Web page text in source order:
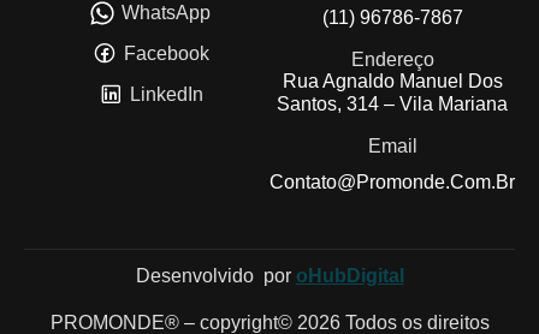
WhatsApp
Facebook
LinkedIn
(11) 96786-7867
Endereço
Rua Agnaldo Manuel Dos
Santos, 314 – Vila Mariana
Email
Contato@promonde.com.br
PROMONDE® – copyright© 2026 Todos os direitos
Desenvolvido por oHubDigital